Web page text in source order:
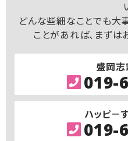
どんな些細なことでも大
ことがあれば、まずは
盛岡
019-
ハッピ－
019-